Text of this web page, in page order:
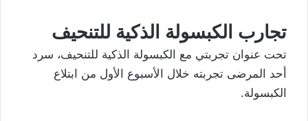
تجارب الكبسولة الذكية للتنحيف
تحت عنوان تجربتي مع الكبسولة الذكية للتنحيف، سرد
أحد المرضى تجربته خلال الأسبوع الأول من ابتلاع
الكبسولة.